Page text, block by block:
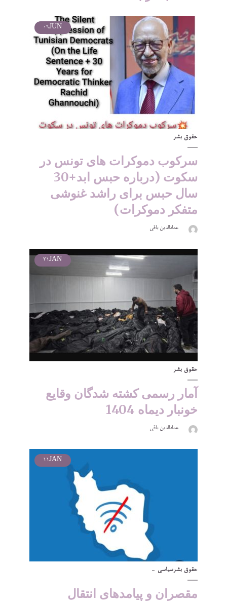
JUN
09
حقوق بشر
سرکوب دموکرات های تونس در
سکوت (درباره حبس ابد+30
سال حبس برای راشد غنوشی
متفکر دموکرات)
عمادالدین باقی
JAN
21
حقوق بشر
آمار رسمی کشته شدگان وقایع
خونبار دیماه 1404
عمادالدین باقی
JAN
11
حقوق بشرسیاسی
مقصران و پیامدهای انتقال